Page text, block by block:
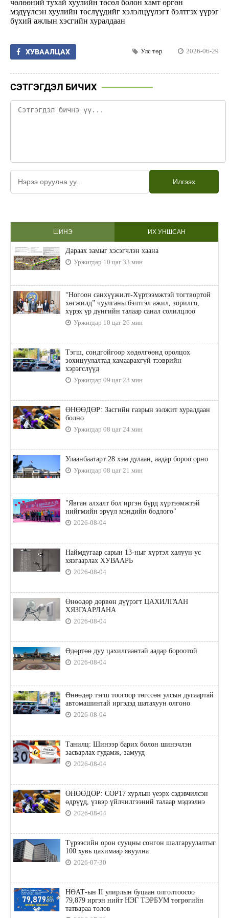
чөлөөний тухай хуулийн төсөл болон хамт өргөн
мэдүүлсэн хуулийн төслүүдийг хэлэлцүүлэгт бэлтгэх үүрэг
бүхий ажлын хэсгийн хуралдаан
ХУВААЛЦАХ Улс төр 2026-06-29
СЭТГЭГДЭЛ БИЧИХ
Илгээх
ШИНЭ ИХ УНШСАН
Дараах замыг хэсэгчлэн хаана
Уржигдар 10 цаг 33 мин
“Ногоон санхүүжилт-Хүртээмжтэй тогтвортой
хөгжилд” чуулганы бэлтгэл ажил, зорилго,
хүрэх үр дүнгийн талаар санал солилцлоо
Уржигдар 10 цаг 26 мин
Тэгш, сондгойгоор хөдөлгөөнд оролцох
зохицуулалтад хамаарахгүй тээврийн
хэрэгслүүд
Уржигдар 09 цаг 23 мин
ӨНӨӨДӨР: Засгийн газрын ээлжит хуралдаан
болно
Уржигдар 08 цаг 24 мин
Улаанбаатарт 28 хэм дулаан, аадар бороо орно
Уржигдар 08 цаг 21 мин
"Явган алхалт бол иргэн бүрд хүртээмжтэй
нийгмийн эрүүл мэндийн бодлого"
2026-08-04
Наймдугаар сарын 13-ныг хүртэл халуун ус
хязгаарлах ХУВААРЬ
2026-08-04
Өнөөдөр дөрвөн дүүрэгт ЦАХИЛГААН
ХЯЗГААРЛАНА
2026-08-04
Өдөртөө дуу цахилгаантай аадар бороотой
2026-08-04
Өнөөдөр тэгш тоогоор төгссөн улсын дугаартай
автомашинтай иргэдэд шатахуун олгоно
2026-08-04
Танилц: Шинээр барих болон шинэчлэн
засварлах гудамж, замууд
2026-08-04
ӨНӨӨДӨР: COP17 хурлын үеэрх сэдэвчилсэн
өдрүүд, үзвэр үйлчилгээний талаар мэдээлнэ
2026-08-04
Түрээсийн орон сууцны сонгон шалгаруулалтыг
100 хувь цахимаар явуулна
2026-07-30
НӨАТ-ын II улирлын буцаан олголтоосоо
79,879 иргэн нийт НЭГ ТЭРБУМ төгрөгийн
татвараа төлөв